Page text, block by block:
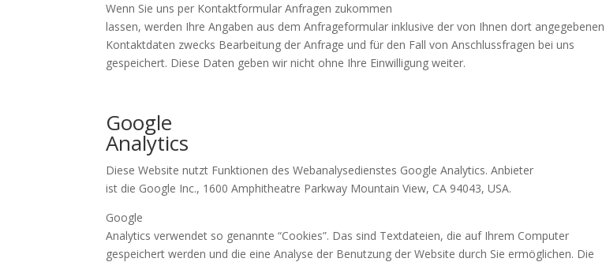
Wenn Sie uns per Kontaktformular Anfragen zukommen
lassen, werden Ihre Angaben aus dem Anfrageformular inklusive der von Ihnen dort angegebenen
Kontaktdaten zwecks Bearbeitung der Anfrage und für den Fall von Anschlussfragen bei uns
gespeichert. Diese Daten geben wir nicht ohne Ihre Einwilligung weiter.
Google
Analytics
Diese Website nutzt Funktionen des Webanalysedienstes Google Analytics. Anbieter
ist die Google Inc., 1600 Amphitheatre Parkway Mountain View, CA 94043, USA.
Google
Analytics verwendet so genannte “Cookies”. Das sind Textdateien, die auf Ihrem Computer
gespeichert werden und die eine Analyse der Benutzung der Website durch Sie ermöglichen. Die